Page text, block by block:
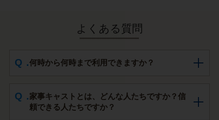
よくある質問
何時から何時まで利用できますか？
家事キャストとは、どんな人たちですか？信
頼できる人たちですか？